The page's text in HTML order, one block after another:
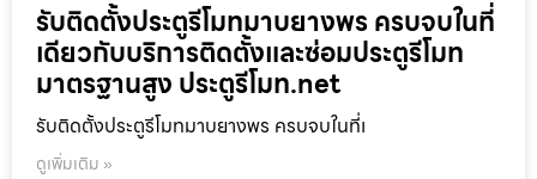
รับติดตั้งประตูรีโมทมาบยางพร ครบจบในที่
เดียวกับบริการติดตั้งและซ่อมประตูรีโมท
มาตรฐานสูง ประตูรีโมท.net
รับติดตั้งประตูรีโมทมาบยางพร ครบจบในที่เ
ดูเพิ่มเติม »